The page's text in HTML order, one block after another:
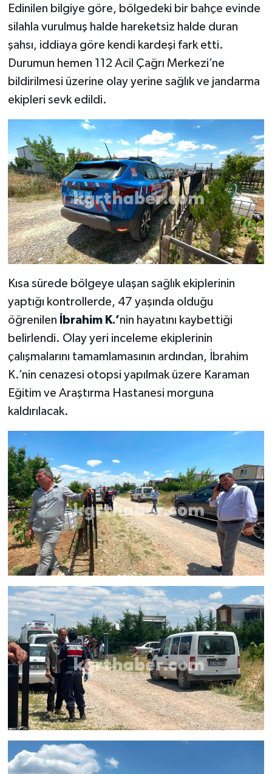
Edinilen bilgiye göre, bölgedeki bir bahçe evinde
silahla vurulmuş halde hareketsiz halde duran
şahsı, iddiaya göre kendi kardeşi fark etti.
Durumun hemen 112 Acil Çağrı Merkezi’ne
bildirilmesi üzerine olay yerine sağlık ve jandarma
ekipleri sevk edildi.
Kısa sürede bölgeye ulaşan sağlık ekiplerinin
yaptığı kontrollerde, 47 yaşında olduğu
öğrenilen
İbrahim K.’nin hayatını kaybettiği
belirlendi. Olay yeri inceleme ekiplerinin
çalışmalarını tamamlamasının ardından, İbrahim
K.’nin cenazesi otopsi yapılmak üzere Karaman
Eğitim ve Araştırma Hastanesi morguna
kaldırılacak.